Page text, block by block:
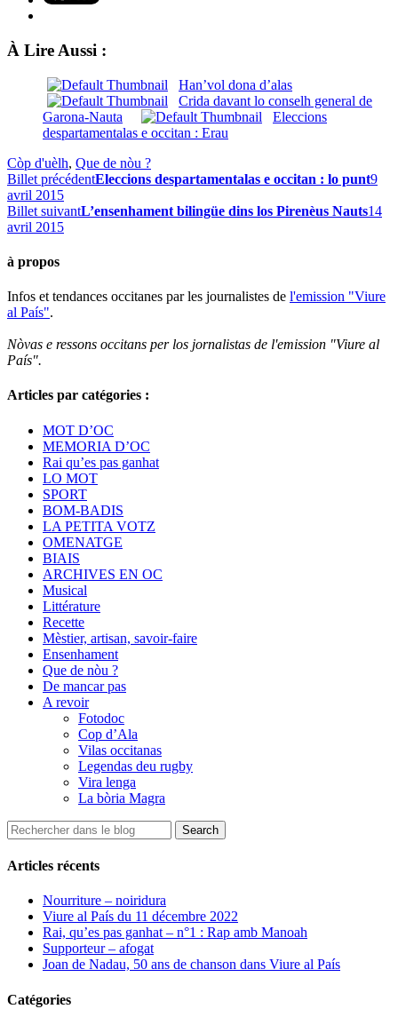
À Lire Aussi :
Han’vol dona d’alas
Crida davant lo conselh general de
Garona-Nauta
Eleccions
despartamentalas e occitan : Erau
Còp d'uèlh, Que de nòu ?
Billet précédentEleccions despartamentalas e occitan : lo punt9
avril 2015
Billet suivantL’ensenhament bilingüe dins los Pirenèus Nauts14
avril 2015
à propos
Infos et tendances occitanes par les journalistes de l'emission "Viure
al País".
Nòvas e ressons occitans per los jornalistas de l'emission "Viure al
País".
Articles par catégories :
MOT D’OC
MEMORIA D’OC
Rai qu’es pas ganhat
LO MOT
SPORT
BOM-BADIS
LA PETITA VOTZ
OMENATGE
BIAIS
ARCHIVES EN OC
Musical
Littérature
Recette
Mèstier, artisan, savoir-faire
Ensenhament
Que de nòu ?
De mancar pas
A revoir
Fotodoc
Cop d’Ala
Vilas occitanas
Legendas deu rugby
Vira lenga
La bòria Magra
Articles récents
Nourriture – noiridura
Viure al País du 11 décembre 2022
Rai, qu’es pas ganhat – n°1 : Rap amb Manoah
Supporteur – afogat
Joan de Nadau, 50 ans de chanson dans Viure al País
Catégories